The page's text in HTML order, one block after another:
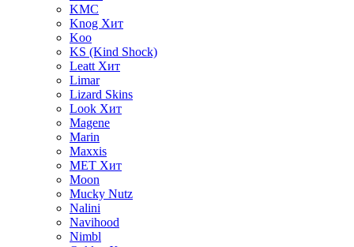
KMC
Knog Хит
Koo
KS (Kind Shock)
Leatt Хит
Limar
Lizard Skins
Look Хит
Magene
Marin
Maxxis
MET Хит
Moon
Mucky Nutz
Nalini
Navihood
Nimbl